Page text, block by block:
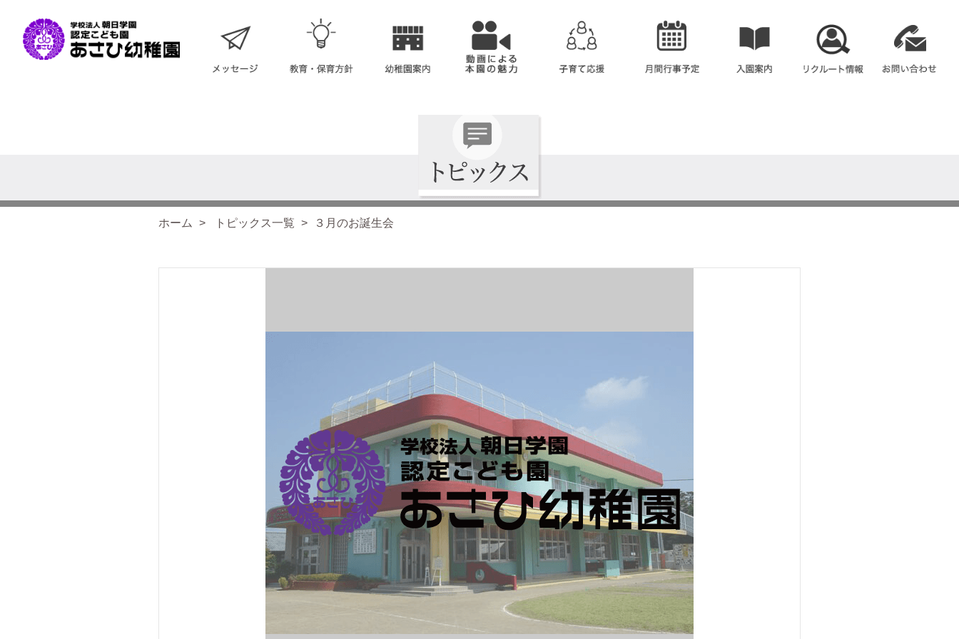
ホーム トピックス一覧 ３月のお誕生会